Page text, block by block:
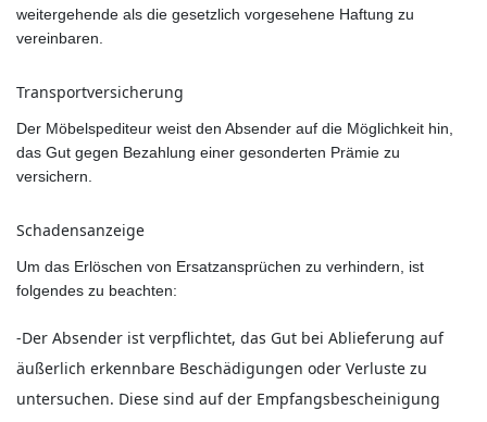
weitergehende als die gesetzlich vorgesehene Haftung zu
vereinbaren.
Transportversicherung
Der Möbelspediteur weist den Absender auf die Möglichkeit hin,
das Gut gegen Bezahlung einer gesonderten Prämie zu
versichern.
Schadensanzeige
Um das Erlöschen von Ersatzansprüchen zu verhindern, ist
folgendes zu beachten:
-Der Absender ist verpflichtet, das Gut bei Ablieferung auf
äußerlich erkennbare Beschädigungen oder Verluste zu
untersuchen. Diese sind auf der Empfangsbescheinigung